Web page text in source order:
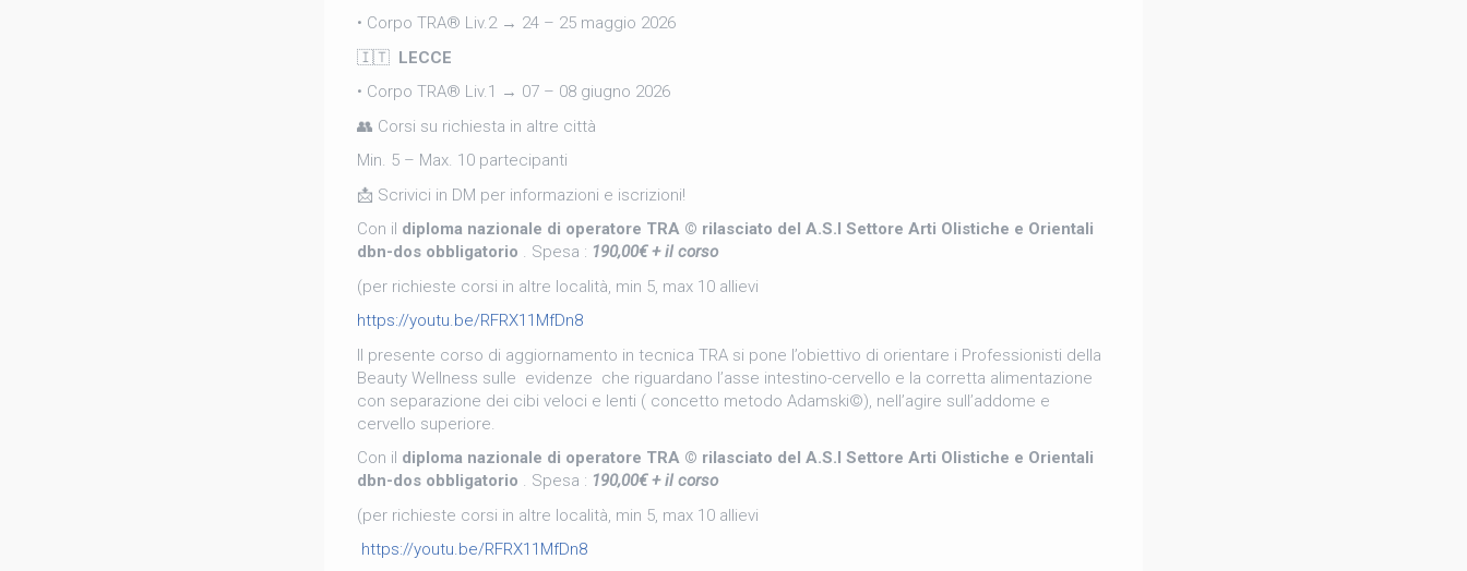
• Corpo TRA® Liv.2 → 24 – 25 maggio 2026
🇮🇹 LECCE
• Corpo TRA® Liv.1 → 07 – 08 giugno 2026
👥 Corsi su richiesta in altre città
Min. 5 – Max. 10 partecipanti
📩 Scrivici in DM per informazioni e iscrizioni!
Con il diploma nazionale di operatore TRA © rilasciato del A.S.I Settore Arti Olistiche e Orientali
dbn-dos obbligatorio . Spesa : 190,00€ + il corso
(per richieste corsi in altre località, min 5, max 10 allievi
https://youtu.be/RFRX11MfDn8
Il presente corso di aggiornamento in tecnica TRA si pone l’obiettivo di orientare i Professionisti della
Beauty Wellness sulle evidenze che riguardano l’asse intestino-cervello e la corretta alimentazione
con separazione dei cibi veloci e lenti ( concetto metodo Adamski©), nell’agire sull’addome e
cervello superiore.
Con il diploma nazionale di operatore TRA © rilasciato del A.S.I Settore Arti Olistiche e Orientali
dbn-dos obbligatorio . Spesa : 190,00€ + il corso
(per richieste corsi in altre località, min 5, max 10 allievi
https://youtu.be/RFRX11MfDn8